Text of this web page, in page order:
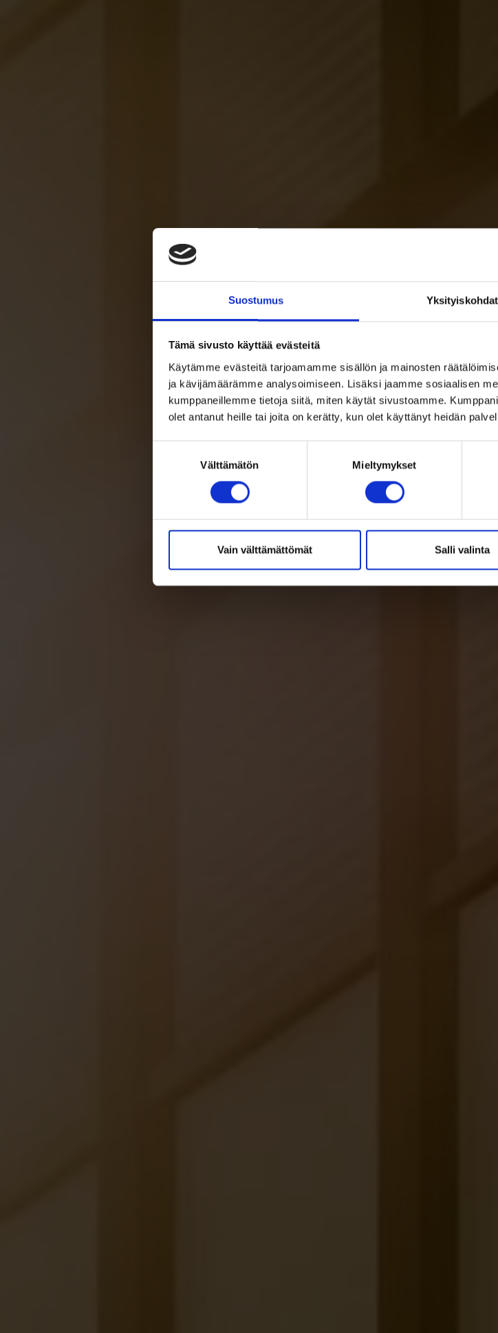
Suostumus Yksityiskohdat
Tämä sivusto käyttää evästeitä
Käytämme evästeitä tarjoamamme sisällön ja mainosten
ja kävijämäärämme analysoimiseen. Lisäksi jaamme sosiaalisen
kumppaneillemme tietoja siitä, miten käytät sivustoamme.
olet antanut heille tai joita on kerätty, kun olet käyttänyt heidän
Välttämätön Mieltymykset
Vain välttämättömät Salli valinta